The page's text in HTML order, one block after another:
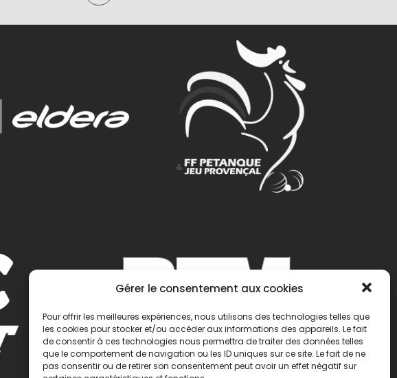
Gérer le consentement aux cookies
Pour offrir les meilleures expériences, nous utilisons des technologies telles que
les cookies pour stocker et/ou accéder aux informations des appareils. Le fait
de consentir à ces technologies nous permettra de traiter des données telles
que le comportement de navigation ou les ID uniques sur ce site. Le fait de ne
pas consentir ou de retirer son consentement peut avoir un effet négatif sur